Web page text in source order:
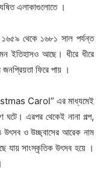
এলাকাগুলোতে ।
১৬৫৯ থেকে ১৬৮১ সাল পর্যন্ত
ইতিহাসও আছে। ধীরে ধীরে
ফিরে পায় ।
Carol” এর মাধ্যমেই
ঘটে। এরপর থেকেই নানা গল্প,
উৎসব ও উচ্ছ্বাসের আরেক নাম
যায় সাংস্কৃতিক উৎসব হয়ে ।